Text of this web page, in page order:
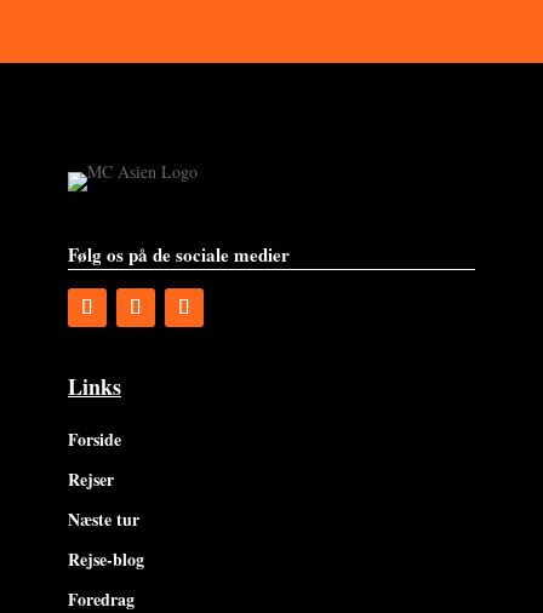
Følg os på de sociale medier
Links
Forside
Rejser
Næste tur
Rejse-blog
Foredrag